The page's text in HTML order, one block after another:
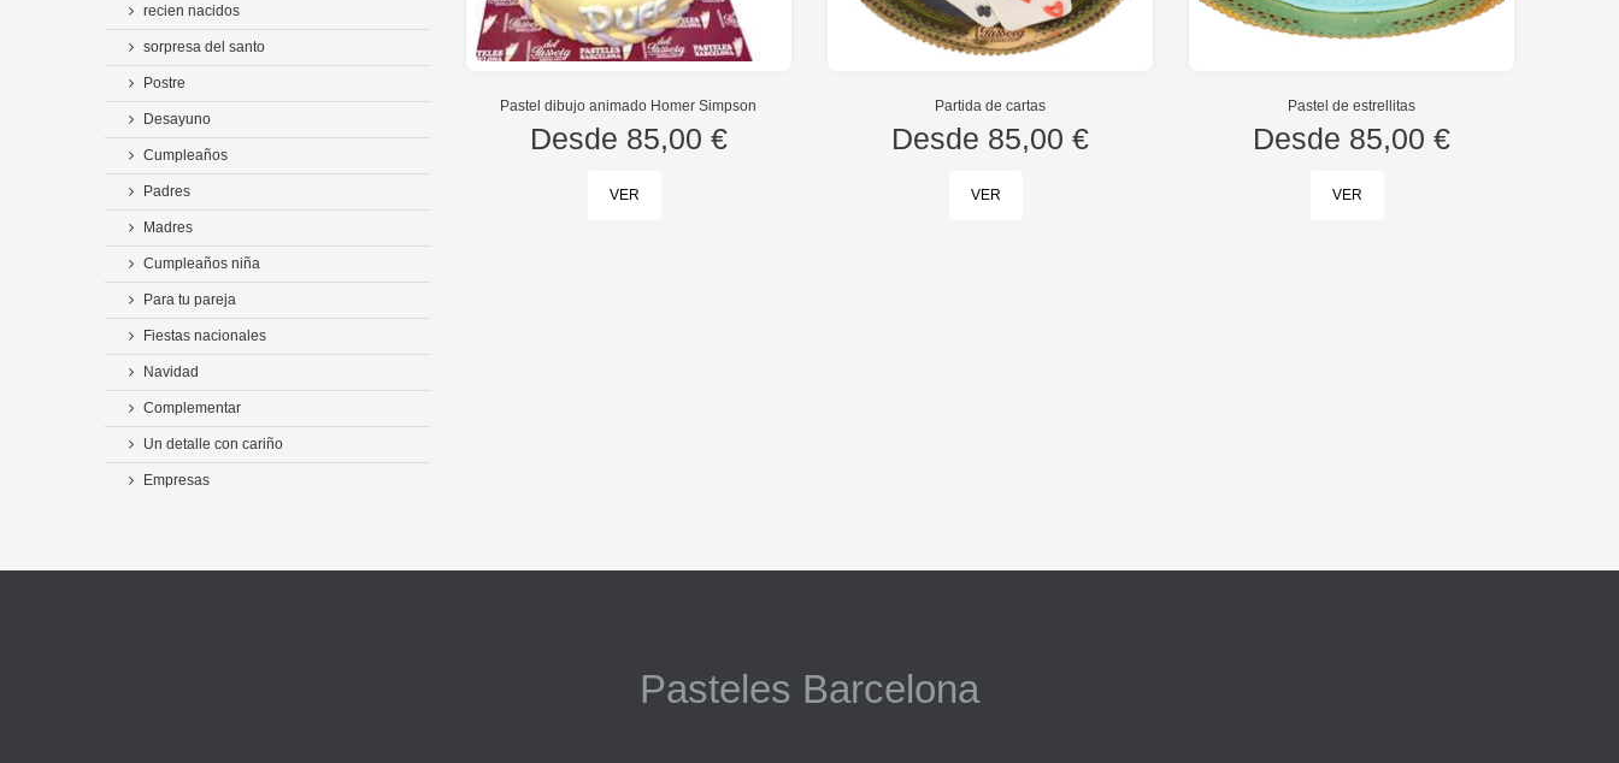
recien nacidos
sorpresa del santo
Postre
Desayuno
Cumpleaños
Padres
Madres
Cumpleaños niña
Para tu pareja
Fiestas nacionales
Navidad
Complementar
Un detalle con cariño
Empresas
Pastel dibujo animado Homer Simpson
Desde 85,00 €
VER
Partida de cartas
Desde 85,00 €
VER
Pastel de estrellitas
Desde 85,00 €
VER
Pasteles Barcelona